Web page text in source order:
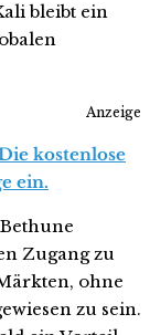
bleibt ein
Anzeige
kostenlose
ein.
Zugang zu
ohne
zu sein.